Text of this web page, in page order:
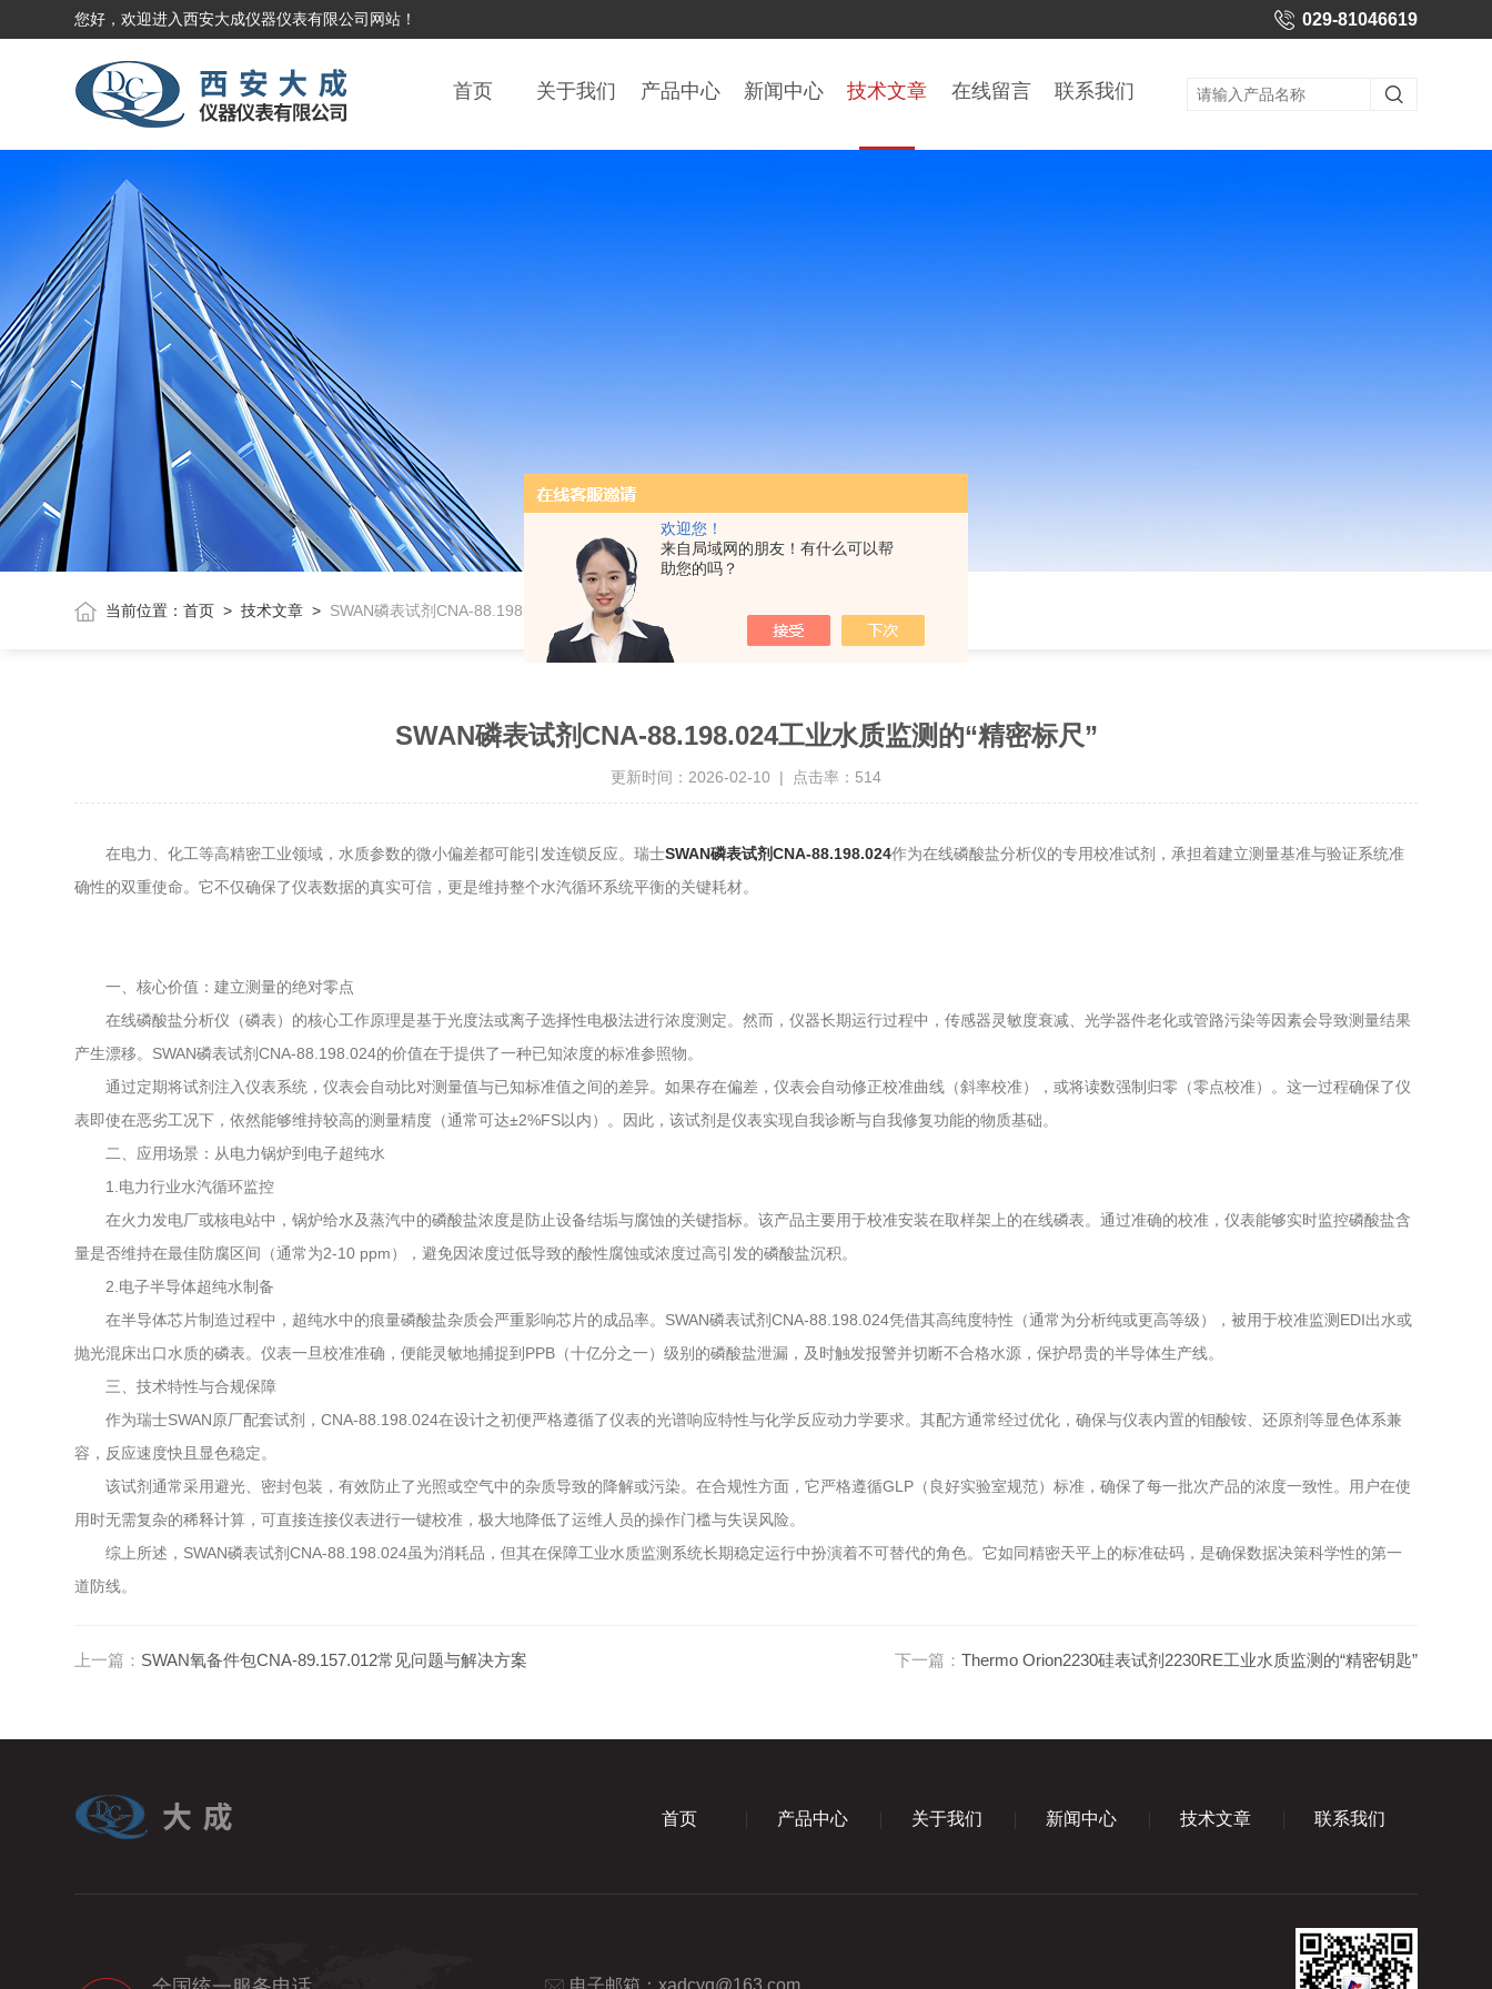
欢迎您！
来自局域网的朋友！有什么可以帮
助您的吗？
您好，欢迎进入西安大成仪器仪表有限公司网站！ 029-81046619
首页 关于我们 产品中心 新闻中心 技术文章 在线留言 联系我们
当前位置：首页 >技术文章 > SWAN磷表试剂CNA-88.198.024工业水质监测的“精密标尺”
SWAN磷表试剂CNA-88.198.024工业水质监测的“精密标尺”
更新时间：2026-02-10 | 点击率：514
在电力、化工等高精密工业领域，水质参数的微小偏差都可能引发连锁反应。瑞士SWAN磷表试剂CNA-88.198.024作为在线磷酸盐分析仪的专用校准试剂，承担着建立测量基准与验证系统准
确性的双重使命。它不仅确保了仪表数据的真实可信，更是维持整个水汽循环系统平衡的关键耗材。
一、核心价值：建立测量的绝对零点
在线磷酸盐分析仪（磷表）的核心工作原理是基于光度法或离子选择性电极法进行浓度测定。然而，仪器长期运行过程中，传感器灵敏度衰减、光学器件老化或管路污染等因素会导致测量结果
产生漂移。SWAN磷表试剂CNA-88.198.024的价值在于提供了一种已知浓度的标准参照物。
通过定期将试剂注入仪表系统，仪表会自动比对测量值与已知标准值之间的差异。如果存在偏差，仪表会自动修正校准曲线（斜率校准），或将读数强制归零（零点校准）。这一过程确保了仪
表即使在恶劣工况下，依然能够维持较高的测量精度（通常可达±2%FS以内）。因此，该试剂是仪表实现自我诊断与自我修复功能的物质基础。
二、应用场景：从电力锅炉到电子超纯水
1.电力行业水汽循环监控
在火力发电厂或核电站中，锅炉给水及蒸汽中的磷酸盐浓度是防止设备结垢与腐蚀的关键指标。该产品主要用于校准安装在取样架上的在线磷表。通过准确的校准，仪表能够实时监控磷酸盐含
量是否维持在最佳防腐区间（通常为2-10 ppm），避免因浓度过低导致的酸性腐蚀或浓度过高引发的磷酸盐沉积。
2.电子半导体超纯水制备
在半导体芯片制造过程中，超纯水中的痕量磷酸盐杂质会严重影响芯片的成品率。SWAN磷表试剂CNA-88.198.024凭借其高纯度特性（通常为分析纯或更高等级），被用于校准监测EDI出水或
抛光混床出口水质的磷表。仪表一旦校准准确，便能灵敏地捕捉到PPB（十亿分之一）级别的磷酸盐泄漏，及时触发报警并切断不合格水源，保护昂贵的半导体生产线。
三、技术特性与合规保障
作为瑞士SWAN原厂配套试剂，CNA-88.198.024在设计之初便严格遵循了仪表的光谱响应特性与化学反应动力学要求。其配方通常经过优化，确保与仪表内置的钼酸铵、还原剂等显色体系兼
容，反应速度快且显色稳定。
该试剂通常采用避光、密封包装，有效防止了光照或空气中的杂质导致的降解或污染。在合规性方面，它严格遵循GLP（良好实验室规范）标准，确保了每一批次产品的浓度一致性。用户在使
用时无需复杂的稀释计算，可直接连接仪表进行一键校准，极大地降低了运维人员的操作门槛与失误风险。
综上所述，SWAN磷表试剂CNA-88.198.024虽为消耗品，但其在保障工业水质监测系统长期稳定运行中扮演着不可替代的角色。它如同精密天平上的标准砝码，是确保数据决策科学性的第一
道防线。
上一篇： SWAN氧备件包CNA-89.157.012常见问题与解决方案 下一篇： Thermo Orion2230硅表试剂2230RE工业水质监测的“精密钥匙”
首页 产品中心 关于我们 新闻中心 技术文章 联系我们
电子邮箱： xadcyq@163.com